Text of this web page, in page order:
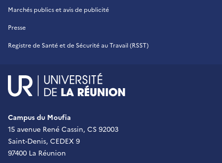
Marchés publics et avis de publicité
Presse
Registre de Santé et de Sécurité au Travail (RSST)
Campus du Moufia
15 avenue René Cassin, CS 92003
Saint-Denis, CEDEX 9
97400 La Réunion